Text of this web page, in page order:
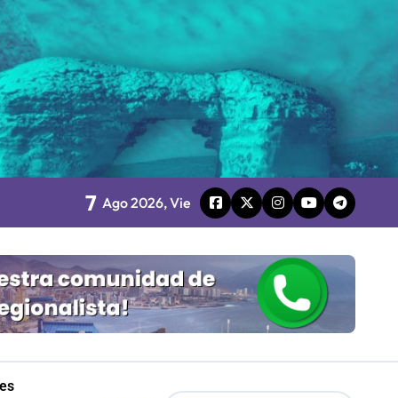
100% estatal
2.0”
7 Ago 2026, Vie